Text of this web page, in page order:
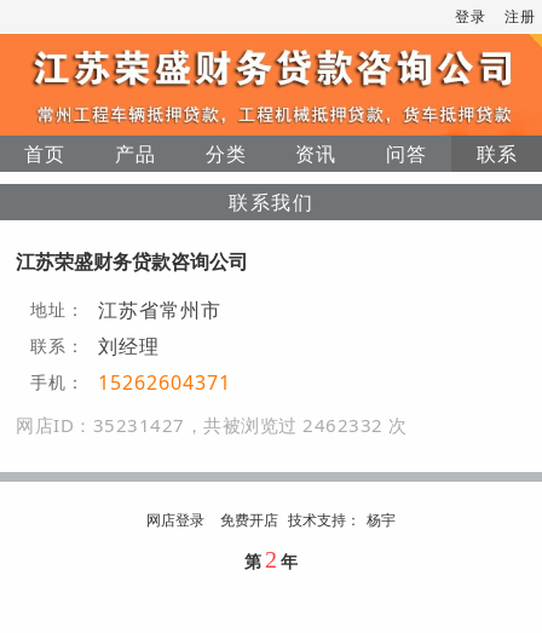
登录 注册
首页 产品 分类 资讯 问答
联系
联系我们
江苏荣盛财务贷款咨询公司
地址： 江苏省常州市
联系： 刘经理
手机： 15262604371
网店ID：35231427，共被浏览过 2462332 次
网店登录 免费开店 技术支持 ： 杨宇
第 2 年